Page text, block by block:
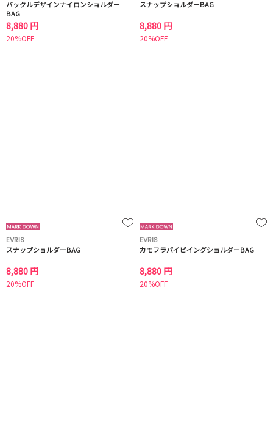
バックルデザインナイロンショルダー
BAG
8,880 円
20%OFF
スナップショルダーBAG
8,880 円
20%OFF
EVRIS
スナップショルダーBAG
8,880 円
20%OFF
EVRIS
カモフラパイピイングショルダーBAG
8,880 円
20%OFF